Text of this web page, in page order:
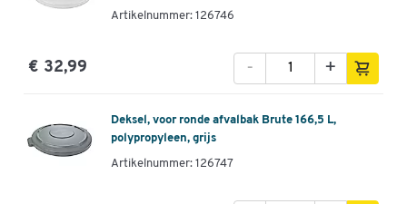
Artikelnummer: 126746
€ 32,99 +
-
Deksel, voor ronde afvalbak Brute 166,5 L,
polypropyleen, grijs
Artikelnummer: 126747